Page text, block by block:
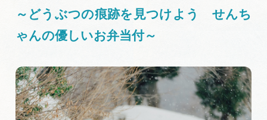
モデルコース
イベント
グルメ
行きたいリストを見る
～どうぶつの痕跡を見つけよう せんち
ゃんの優しいお弁当付～